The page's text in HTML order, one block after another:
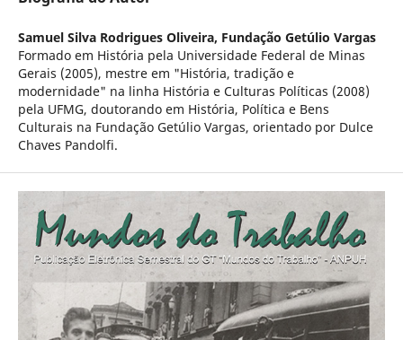
Samuel Silva Rodrigues Oliveira, Fundação Getúlio Vargas
Formado em História pela Universidade Federal de Minas
Gerais (2005), mestre em "História, tradição e
modernidade" na linha História e Culturas Políticas (2008)
pela UFMG, doutorando em História, Política e Bens
Culturais na Fundação Getúlio Vargas, orientado por Dulce
Chaves Pandolfi.